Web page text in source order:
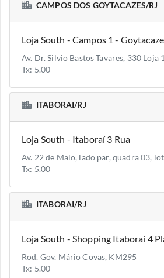
CAMPOS DOS GOYTACAZES/RJ
Loja South - Campos 1 -
Av. Dr. Silvio Bastos Tavares, 330 Loja
Tx: 5.00
ITABORAI/RJ
Loja South - Itaboraí 3 Rua
Av. 22 de Maio, lado par, quadra 03,
Tx: 5.00
ITABORAI/RJ
Loja South - Shopping Itaborai 4
Rod. Gov. Mário Covas, KM295
Tx: 5.00